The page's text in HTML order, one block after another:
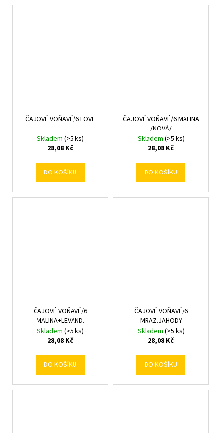
ČAJOVÉ VOŇAVÉ/6 LOVE
Skladem (>5 ks)
28,08 Kč
DO KOŠÍKU
ČAJOVÉ VOŇAVÉ/6 MALINA
/NOVÁ/
Skladem (>5 ks)
28,08 Kč
DO KOŠÍKU
ČAJOVÉ VOŇAVÉ/6
MALINA+LEVAND.
Skladem (>5 ks)
28,08 Kč
DO KOŠÍKU
ČAJOVÉ VOŇAVÉ/6
MRAZ.JAHODY
Skladem (>5 ks)
28,08 Kč
DO KOŠÍKU